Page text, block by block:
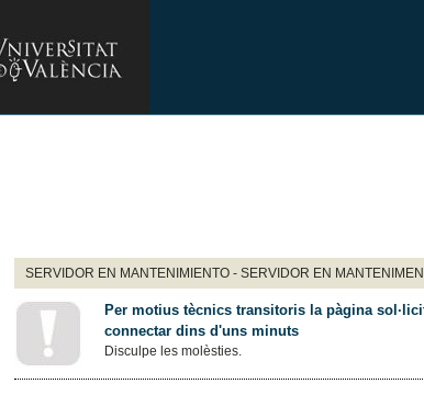
SERVIDOR EN MANTENIMIENTO - SERVIDOR EN
Per motius tècnics transitoris la pàgina
connectar dins d'uns minuts
Disculpe les molèsties.